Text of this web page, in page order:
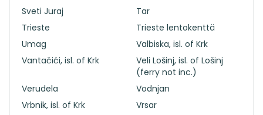
Sveti Juraj
Tar
Trieste
Trieste lentokenttä
Umag
Valbiska, isl. of Krk
Vantačići, isl. of Krk
Veli Lošinj, isl. of Lošinj
(ferry not inc.)
Verudela
Vodnjan
Vrbnik, isl. of Krk
Vrsar